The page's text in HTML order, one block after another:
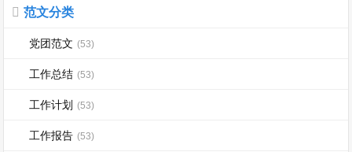
范文分类
党团范文 (53)
工作总结 (53)
工作计划 (53)
工作报告 (53)